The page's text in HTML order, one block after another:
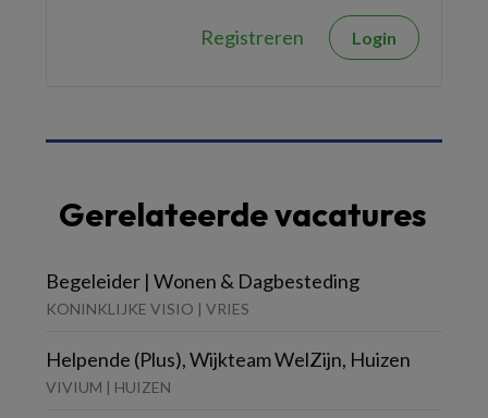
Registreren Login
Gerelateerde vacatures
Begeleider | Wonen & Dagbesteding
KONINKLIJKE VISIO | VRIES
Helpende (Plus), Wijkteam WelZijn, Huizen
VIVIUM | HUIZEN